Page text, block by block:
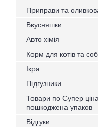
Приправи та
Вкусняшки
Авто хімія
Корм для котів та
Ікра
Підгузники
Товари по Супер
пошкоджена упаков
Відгуки